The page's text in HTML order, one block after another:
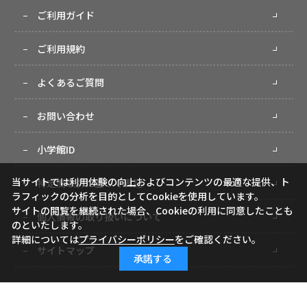
ご利用ガイド
ご利用規約
よくあるご質問
お問い合わせ
小学館ID
特定商取引に基づく表記
個人情報の取り扱いについて
サイトマップ
当サイトでは利用体験の向上およびコンテンツの最適な提供、ト
ラフィックの分析を目的としてCookieを使用しています。
サイトの閲覧を継続された場合、Cookieの利用に同意したことも
のといたします。
詳細についてはプライバシーポリシーをご確認ください。
承諾する